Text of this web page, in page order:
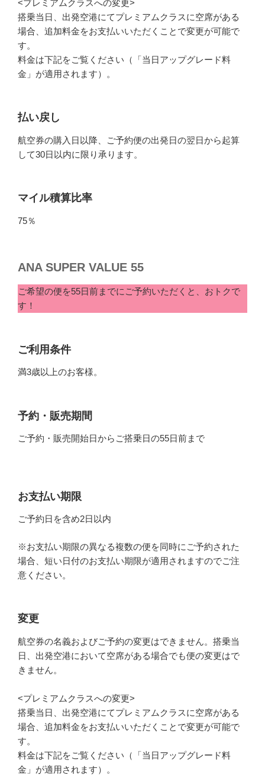
<プレミアムクラスへの変更>
搭乗当日、出発空港にてプレミアムクラスに空席がある
場合、追加料金をお支払いいただくことで変更が可能で
す。
料金は下記をご覧ください（「当日アップグレード料
金」が適用されます）。
払い戻し
航空券の購入日以降、ご予約便の出発日の翌日から起算
して30日以内に限り承ります。
マイル積算比率
75％
ANA SUPER VALUE 55
ご希望の便を55日前までにご予約いただくと、おトクで
す！
ご利用条件
満3歳以上のお客様。
予約・販売期間
ご予約・販売開始日からご搭乗日の55日前まで
お支払い期限
ご予約日を含め2日以内
※お支払い期限の異なる複数の便を同時にご予約された
場合、短い日付のお支払い期限が適用されますのでご注
意ください。
変更
航空券の名義およびご予約の変更はできません。搭乗当
日、出発空港において空席がある場合でも便の変更はで
きません。
<プレミアムクラスへの変更>
搭乗当日、出発空港にてプレミアムクラスに空席がある
場合、追加料金をお支払いいただくことで変更が可能で
す。
料金は下記をご覧ください（「当日アップグレード料
金」が適用されます）。